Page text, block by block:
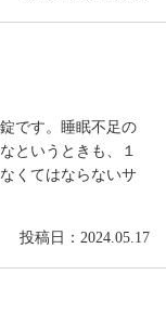
です。睡眠不足の
というときも、１
くてはならないサ
投稿日：2024.05.17